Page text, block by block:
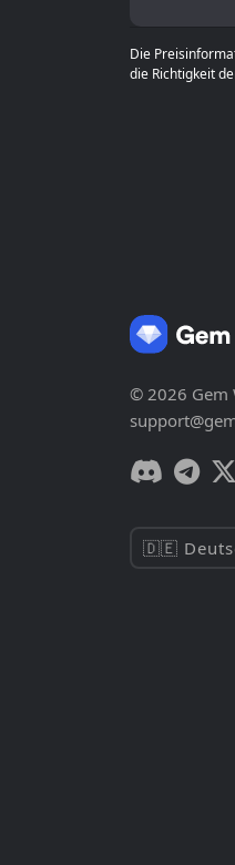
Die
die Richtigkeit
© 2026 Gem
🇩🇪